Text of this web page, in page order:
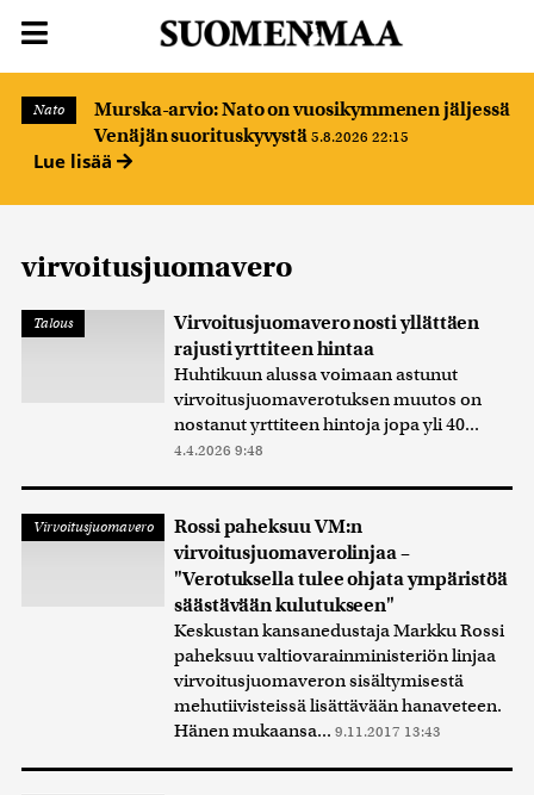
Nato
Murska-arvio: Nato on vuosikymmenen jäljessä
Venäjän suorituskyvystä 5.8.2026 22:15
Lue lisää
virvoitusjuomavero
Talous
Virvoitusjuomavero nosti yllättäen
rajusti yrttiteen hintaa
Huhtikuun alussa voimaan astunut
virvoitusjuomaverotuksen muutos on
nostanut yrttiteen hintoja jopa yli 40...
4.4.2026 9:48
Virvoitusjuomavero
Rossi paheksuu VM:n
virvoitusjuomaverolinjaa –
"Verotuksella tulee ohjata ympäristöä
säästävään kulutukseen"
Keskustan kansanedustaja Markku Rossi
paheksuu valtiovarainministeriön linjaa
virvoitusjuomaveron sisältymisestä
mehutiivisteissä lisättävään hanaveteen.
Hänen mukaansa... 9.11.2017 13:43